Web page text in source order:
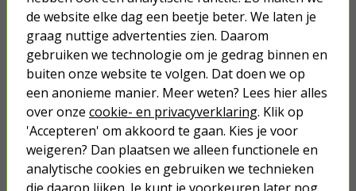
Met 8 twinkel functies
Verlichte lengte van 18 meter
Aanloopsnoer van 5 meter
Totale lengte van 23 meter
Geschikt voor binnen en buiten
Met timer
*Dit product kan indien gebruikt niet meer geretourneerd worden
na de feestdagen.
de website elke dag een beetje beter. We laten je
graag nuttige advertenties zien. Daarom
gebruiken we technologie om je gedrag binnen en
buiten onze website te volgen. Dat doen we op
een anonieme manier. Meer weten? Lees hier alles
over onze cookie- en privacyverklaring. Klik op
'Accepteren' om akkoord te gaan. Kies je voor
weigeren? Dan plaatsen we alleen functionele en
analytische cookies en gebruiken we technieken
die daarop lijken. Je kunt je voorkeuren later nog